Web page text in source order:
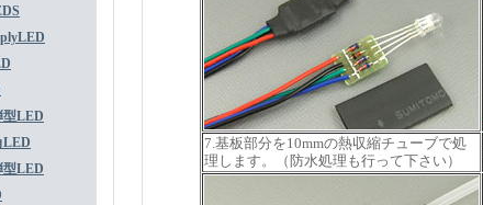
型LED
LED
型LED
7.基板部分を10mmの熱収縮チューブで処
理します。（防水処理も行って下さい）